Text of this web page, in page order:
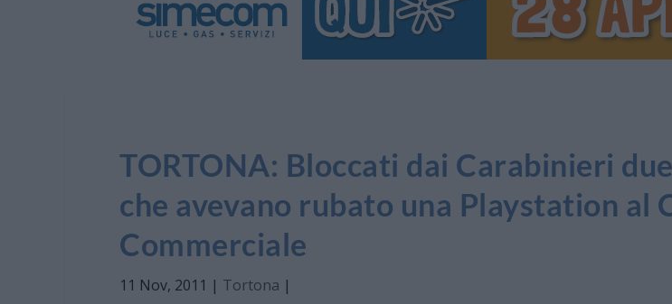
TORTONA: Bloccati dai Carabinieri
che avevano rubato una Playstation al
Commerciale
11 Nov, 2011 | Tortona |